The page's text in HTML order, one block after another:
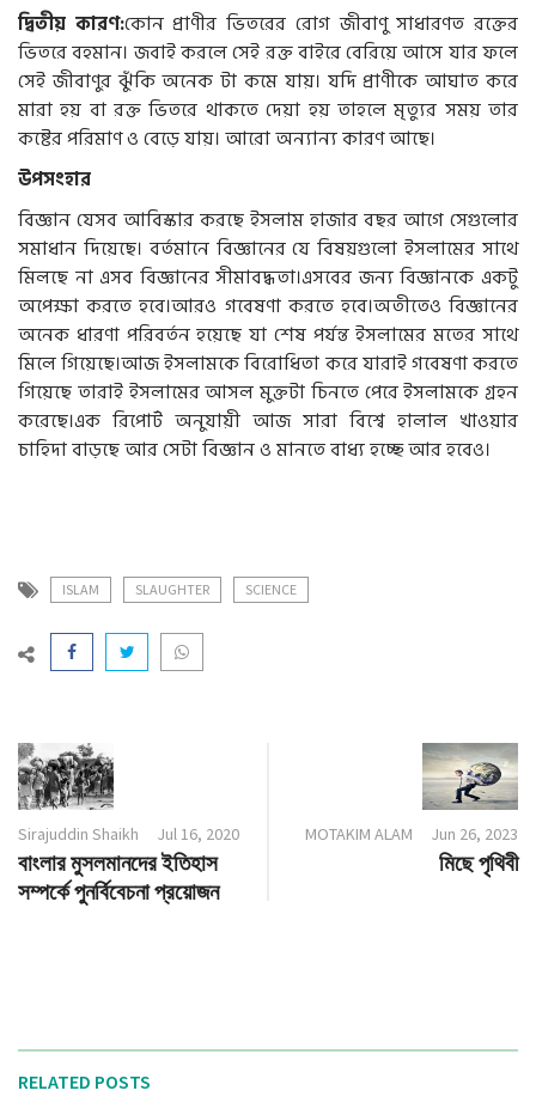
দ্বিতীয় কারণ:কোন প্রাণীর ভিতরের রোগ জীবাণু সাধারণত রক্তের
ভিতরে বহমান। জবাই করলে সেই রক্ত বাইরে বেরিয়ে আসে যার ফলে
সেই জীবাণুর ঝুঁকি অনেক টা কমে যায়। যদি প্রাণীকে আঘাত করে
মারা হয় বা রক্ত ভিতরে থাকতে দেয়া হয় তাহলে মৃত্যুর সময় তার
কষ্টের পরিমাণ ও বেড়ে যায়। আরো অন্যান্য কারণ আছে।
উপসংহার
বিজ্ঞান যেসব আবিস্কার করছে ইসলাম হাজার বছর আগে সেগুলোর
সমাধান দিয়েছে। বর্তমানে বিজ্ঞানের যে বিষয়গুলো ইসলামের সাথে
মিলছে না এসব বিজ্ঞানের সীমাবদ্ধতা।এসবের জন্য বিজ্ঞানকে একটু
অপেক্ষা করতে হবে।আরও গবেষণা করতে হবে।অতীতেও বিজ্ঞানের
অনেক ধারণা পরিবর্তন হয়েছে যা শেষ পর্যন্ত ইসলামের মতের সাথে
মিলে গিয়েছে।আজ ইসলামকে বিরোধিতা করে যারাই গবেষণা করতে
গিয়েছে তারাই ইসলামের আসল মুক্তটা চিনতে পেরে ইসলামকে গ্রহন
করেছে।এক রিপোর্ট অনুযায়ী আজ সারা বিশ্বে হালাল খাওয়ার
চাহিদা বাড়ছে আর সেটা বিজ্ঞান ও মানতে বাধ্য হচ্ছে আর হবেও।
ISLAM SLAUGHTER SCIENCE
Sirajuddin Shaikh Jul 16, 2020
বাংলার মুসলমানদের ইতিহাস
সম্পর্কে পুনর্বিবেচনা প্রয়োজন
MOTAKIM ALAM Jun 26, 2023
মিছে পৃথিবী
RELATED POSTS